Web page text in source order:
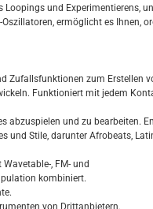
und Experimentierens,
ermöglicht es Ihnen,
Zufallsfunktionen zum Erstellen
Funktioniert mit jedem
abzuspielen und zu bearbeiten.
und Stile, darunter Afrobeats,
, FM- und
kombiniert.
von Drittanbietern.